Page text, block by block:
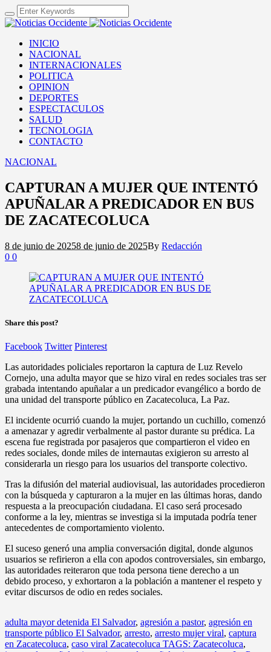
INICIO
NACIONAL
INTERNACIONALES
POLITICA
OPINION
DEPORTES
ESPECTACULOS
SALUD
TECNOLOGIA
CONTACTO
NACIONAL
CAPTURAN A MUJER QUE INTENTÓ
APUÑALAR A PREDICADOR EN BUS
DE ZACATECOLUCA
8 de junio de 20258 de junio de 2025By Redacción
0 0
Share this post?
Facebook Twitter Pinterest
Las autoridades policiales reportaron la captura de Luz Revelo
Cornejo, una adulta mayor que se hizo viral en redes sociales tras ser
grabada intentando apuñalar a un predicador evangélico a bordo de
una unidad del transporte público en Zacatecoluca, La Paz.
El incidente ocurrió cuando la mujer, portando un cuchillo, comenzó
a amenazar y agredir verbalmente al pastor durante su prédica. La
escena fue registrada por pasajeros que compartieron el video en
redes sociales, donde miles de internautas exigieron su arresto al
considerarla un riesgo para los usuarios del transporte colectivo.
Tras la difusión del material audiovisual, las autoridades procedieron
con la búsqueda y capturaron a la mujer en las últimas horas, dando
respuesta a la preocupación ciudadana. El caso será procesado
conforme a la ley, mientras se investiga si la imputada podría tener
antecedentes de comportamiento violento.
El suceso generó una amplia conversación digital, donde algunos
usuarios se refirieron a ella con apodos controversiales, sin embargo,
las autoridades reiteraron que toda persona tiene derecho a un
debido proceso, y exhortaron a la población a mantener el respeto y
evitar discursos de odio en redes sociales.
adulta mayor detenida El Salvador, agresión a pastor, agresión en
transporte público El Salvador, arresto, arresto mujer viral, captura
en Zacatecoluca, caso viral Zacatecoluca TAGS: Zacatecoluca,